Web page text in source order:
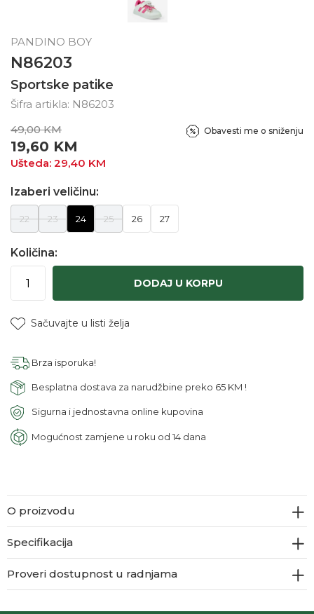
PANDINO BOY
N86203
Sportske patike
Šifra artikla: N86203
49,00 KM
19,60 KM
Ušteda: 29,40 KM
Obavesti me o sniženju
Izaberi veličinu:
22 23 24 25 26 27
Količina:
DODAJ U KORPU
Sačuvajte u listi želja
Brza isporuka!
Besplatna dostava za narudžbine preko 65 KM !
Sigurna i jednostavna online kupovina
Mogućnost zamjene u roku od 14 dana
O proizvodu
Specifikacija
Proveri dostupnost u radnjama